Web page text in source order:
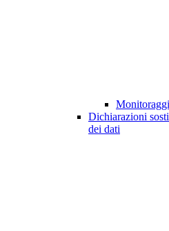
Dichiarazioni
dei dati